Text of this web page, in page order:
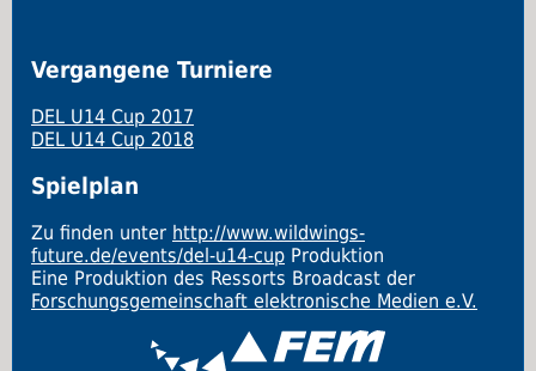
Vergangene Turniere
DEL U14 Cup 2017
DEL U14 Cup 2018
Spielplan
Zu finden unter http://www.wildwings-
future.de/events/del-u14-cup Produktion
Eine Produktion des Ressorts Broadcast der
Forschungsgemeinschaft elektronische Medien e.V.